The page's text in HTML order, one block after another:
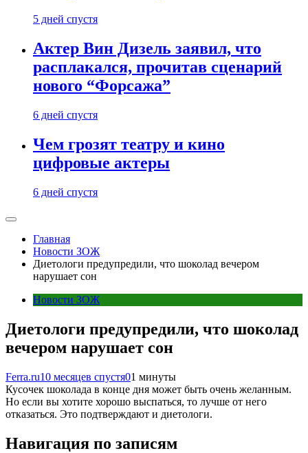
5 дней спустя
Актер Вин Дизель заявил, что
расплакался, прочитав сценарий
нового “Форсажа”
6 дней спустя
Чем грозят театру и кино
цифровые актеры
6 дней спустя
Главная
Новости ЗОЖ
Диетологи предупредили, что шоколад вечером
нарушает сон
Новости ЗОЖ
Диетологи предупредили, что шоколад
вечером нарушает сон
Ferra.ru10 месяцев спустя01 минуты
Кусочек шоколада в конце дня может быть очень желанным.
Но если вы хотите хорошо выспаться, то лучше от него
отказаться. Это подтверждают и диетологи.
Навигация по записям